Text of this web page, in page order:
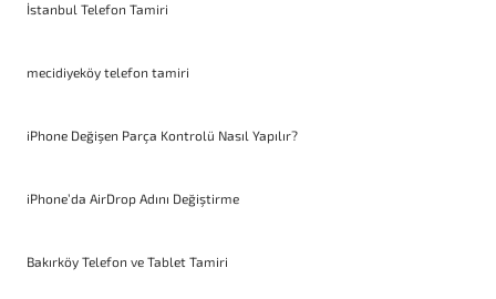
İstanbul Telefon Tamiri
mecidiyeköy telefon tamiri
iPhone Değişen Parça Kontrolü Nasıl Yapılır?
iPhone’da AirDrop Adını Değiştirme
Bakırköy Telefon ve Tablet Tamiri